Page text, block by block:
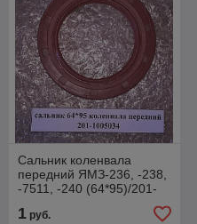
Сальник коленвала
передний ЯМЗ-236, -238,
-7511, -240 (64*95)/201-
1 руб.